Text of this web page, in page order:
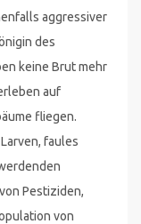
aggressiver
des
keine Brut mehr
auf
fliegen.
faules
Pestiziden,
von